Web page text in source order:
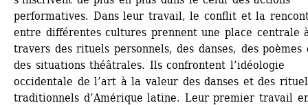
performatives. Dans leur travail, le conflit et la
entre différentes cultures prennent une place centrale
travers des rituels personnels, des danses, des poèmes
des situations théâtrales. Ils confrontent l’idéologie
occidentale de l’art à la valeur des danses et des
traditionnels d’Amérique latine. Leur premier travail